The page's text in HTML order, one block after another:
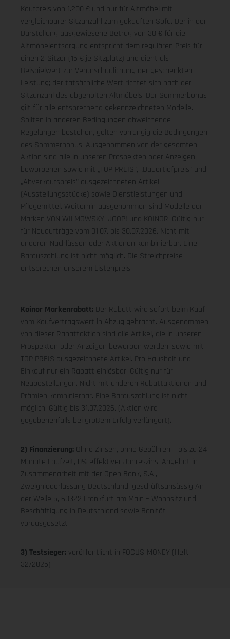
Kaufpreis von 1.200 € und nur für Altmöbel mit
vergleichbarer Sitzanzahl zum gekauften Sofa. Der in der
Darstellung ausgewiesene Betrag von 30 € für die
Altmöbelentsorgung entspricht dem regulären Preis für
einen 2-Sitzer (15 € je Sitzplatz) und dient als
Beispielwert zur Veranschaulichung der geschenkten
Leistung; der tatsächliche Wert richtet sich nach der
Sitzanzahl des abgeholten Altmöbels. Der Sommerbonus
gilt für alle entsprechend gekennzeichneten Modelle.
Sollten in anderen Bedingungen abweichende
Regelungen bestehen, gelten vorrangig die Bedingungen
des Sommerbonus. Ausgenommen von der gesamten
Aktion sind alle in unseren Prospekten oder Anzeigen
beworbenen sowie mit „TOP PREIS", „Dauertiefpreis" und
„Abverkaufspreis" ausgezeichneten Artikel
(Ausstellungsstücke) sowie Dienstleistungen und
Pflegemittel. Weiterhin ausgenommen sind Modelle der
Marken VON WILMOWSKY, JOOP! und KOINOR. Gültig nur
für Neuaufträge vom 01.07. bis 30.07.2026. Nicht mit
anderen Nachlässen oder Aktionen kombinierbar. Eine
Barauszahlung ist nicht möglich. Die Streichpreise
entsprechen unserem Listenpreis.
Koinor Markenrabatt: Der Rabatt wird sofort beim Kauf
vom Kaufvertragswert in Abzug gebracht. Ausgenommen
von dieser Rabattaktion sind alle Artikel, die in unseren
Prospekten oder Anzeigen beworben werden, sowie mit
TOP PREIS ausgezeichnete Artikel. Pro Haushalt und
Einkauf nur ein Rabatt einlösbar. Gültig nur für
Neubestellungen. Nicht mit anderen Rabattaktionen und
Prämien kombinierbar. Eine Barauszahlung ist nicht
möglich. Gültig bis 31.07.2026. (Aktion wird
gegebenenfalls bei großem Erfolg verlängert).
2) Finanzierung: Ohne Zinsen, ohne Gebühren – bis zu 24
Monate Laufzeit, 0% effektiver Jahreszins. Angebot in
Zusammenarbeit mit der Open Bank, S.A.,
Zweigniederlassung Deutschland, geschäftsansässig An
der Welle 5, 60322 Frankfurt am Main – Wohnsitz und
Beschäftigung in Deutschland sowie Bonität
vorausgesetzt
3) Testsieger: veröffentlicht in FOCUS-MONEY (Heft
32/2025)